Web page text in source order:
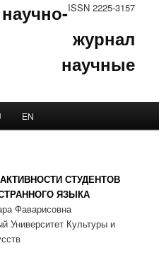
ISSN 2225-3157
журнал
научные
EN
СТУДЕНТОВ
ЯЗЫКА
Фаварисовна
Университет Культуры и